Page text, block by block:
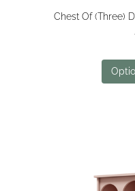
Chest Of (Three)